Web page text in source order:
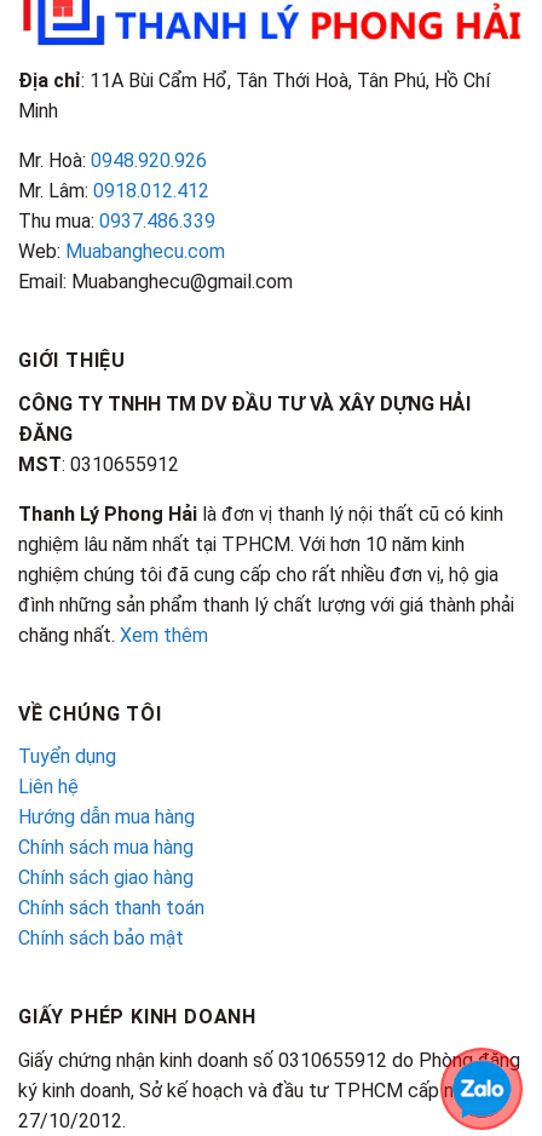
Nhận
Biết
Địa chỉ: 11A Bùi Cẩm Hổ, Tân Thới Hoà, Tân Phú, Hồ Chí
Minh
Mr. Hoà: 0948.920.926
Mr. Lâm: 0918.012.412
Thu mua: 0937.486.339
Web: Muabanghecu.com
Email: Muabanghecu@gmail.com
GIỚI THIỆU
CÔNG TY TNHH TM DV ĐẦU TƯ VÀ XÂY DỰNG HẢI
ĐĂNG
MST: 0310655912
Thanh Lý Phong Hải là đơn vị thanh lý nội thất cũ có kinh
nghiệm lâu năm nhất tại TPHCM. Với hơn 10 năm kinh
nghiệm chúng tôi đã cung cấp cho rất nhiều đơn vị, hộ gia
đình những sản phẩm thanh lý chất lượng với giá thành phải
chăng nhất. Xem thêm
VỀ CHÚNG TÔI
Tuyển dụng
Liên hệ
Hướng dẫn mua hàng
Chính sách mua hàng
Chính sách giao hàng
Chính sách thanh toán
Chính sách bảo mật
GIẤY PHÉP KINH DOANH
Giấy chứng nhận kinh doanh số 0310655912 do Phòng đăng
ký kinh doanh, Sở kế hoạch và đầu tư TPHCM cấp ngày
27/10/2012.